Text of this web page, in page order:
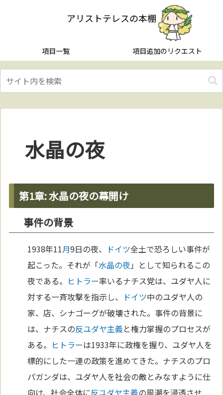
アリストテレスの本棚
項目一覧 項目追加のリクエスト
水晶の夜
第1章: 水晶の夜の幕開け
事件の背景
1938年11月9日の夜、 ドイツ全土で恐ろしい事件が
起こった。それが「水晶の夜 」として知られるこの
夜である。 ヒトラー率いるナチス党は、ユダヤ人に
対する一斉攻撃を指示し、 ドイツ中のユダヤ人の
家、店、シナゴーグが破壊された。事件の背景に
は、ナチスの反ユダヤ主義と権力掌握のプロセスが
ある。 ヒトラーは1933年に政権を握り、ユダヤ人を
標的にした一連の政策を進めてきた。ナチスのプロ
パガンダは、ユダヤ人を社会の敵とみなすように仕
向け、社会全体に反ユダヤ主義の風潮を浸透させ